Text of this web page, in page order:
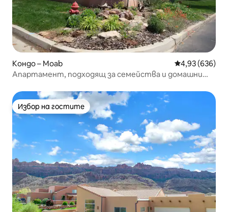
Кондо – Moab Средна
4,93 (636)
Апартамент, подходящ за семейства и домашни
Избор на гостите
Избор на гостите